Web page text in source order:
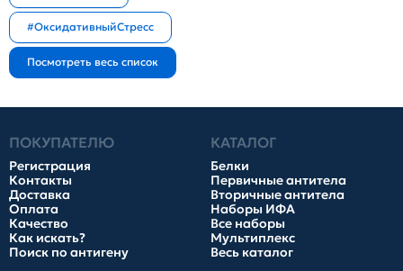
#ОксидативныйСтресс
ПОКУПАТЕЛЮ
Регистрация
Контакты
Доставка
Оплата
Качество
Как искать?
Поиск по антигену
КАТАЛОГ
Белки
Первичные антитела
Вторичные антитела
Наборы ИФА
Все наборы
Мультиплекс
Весь каталог